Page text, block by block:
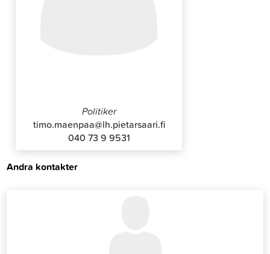
Politiker
timo.maenpaa@lh.pietarsaari.fi
040 73 9 9531
Andra kontakter